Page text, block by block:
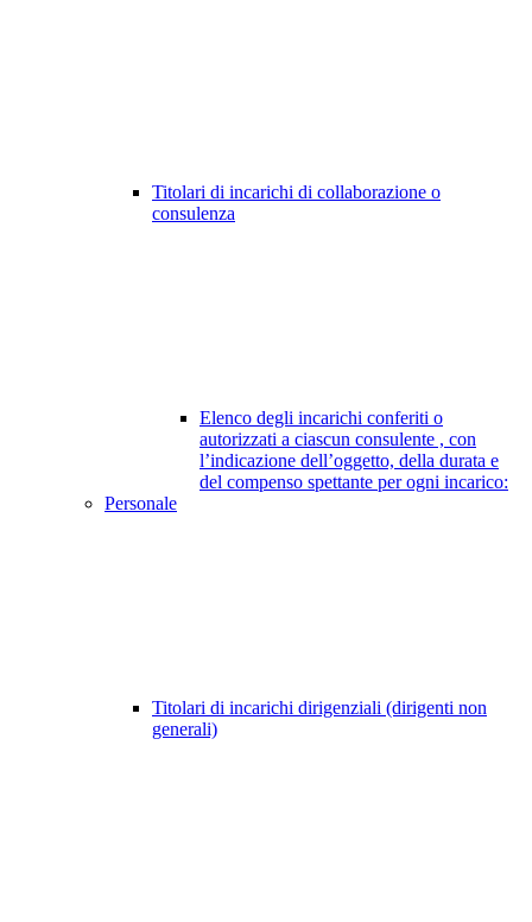
Titolari di incarichi di collaborazione o
consulenza
Elenco degli incarichi conferiti o
autorizzati a ciascun consulente , con
l’indicazione dell’oggetto, della durata e
del compenso spettante per ogni incarico:
Personale
Titolari di incarichi dirigenziali (dirigenti non
generali)